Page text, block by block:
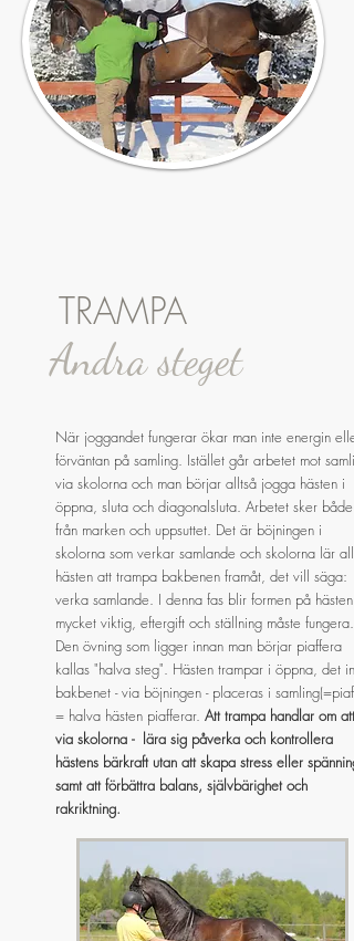
Andra steget
TRAMPA
När joggandet fungerar ökar man inte energin eller
förväntan på samling. Istället går arbetet mot
via skolorna och man börjar alltså jogga hästen i
öppna, sluta och diagonalsluta. Arbetet sker både
från marken och uppsuttet. Det är böjningen i
skolorna som verkar samlande och skolorna lär
hästen att trampa bakbenen framåt, det vill säga:
verka samlande. I denna fas blir formen på hästen
mycket viktig, eftergift och ställning måste fungera.
Den övning som ligger innan man börjar piaffera
kallas "halva steg". Hästen trampar i öppna, det
bakbenet - via böjningen - placeras i samling(=piaff)
= halva hästen piafferar. Att trampa handlar om att -
via skolorna - lära sig påverka och kontrollera
hästens bärkraft utan att skapa stress eller spänning
samt att förbättra balans, självbärighet och
rakriktning.